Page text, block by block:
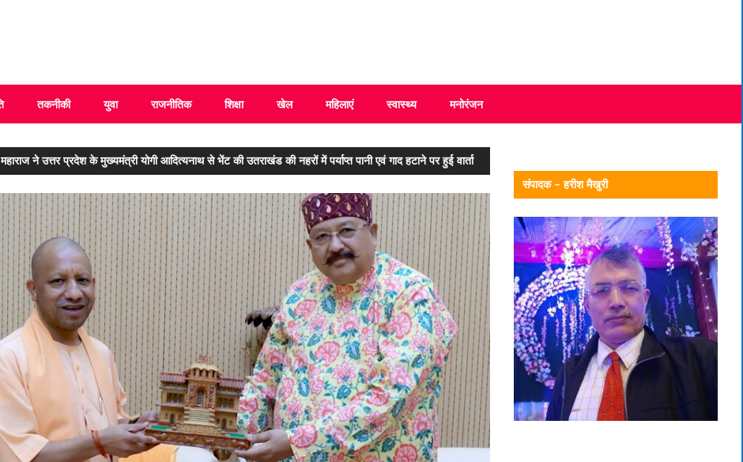
तकनीकी युवा राजनीतिक शिक्षा खेल महिलाएं स्वास्थ्य मनोरंजन
ने उत्तर प्रदेश के मुख्यमंत्री योगी आदित्यनाथ से भेंट की उतराखंड की नहरों में पर्याप्त पानी एवं गाद हटाने पर हुई वार्ता
संपादक – हरीश मैखुरी